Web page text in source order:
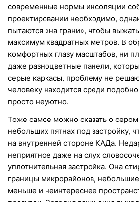
современные нормы инсоляции
проектировании необходимо,
пытаются «на грани», чтобы
максимум квадратных метров. В
комфортных глазу масштабов, ни
даже разноцветные панели,
серые каркасы, проблему не
человеку находится среди
просто неуютно.
Тоже самое можно сказать о сером
небольших пятнах под застройку,
на внутренней стороне КАДа.
неприятное даже на слух
уплотнительная застройка. Она
границы микрорайонов,
меньше и неинтереснее